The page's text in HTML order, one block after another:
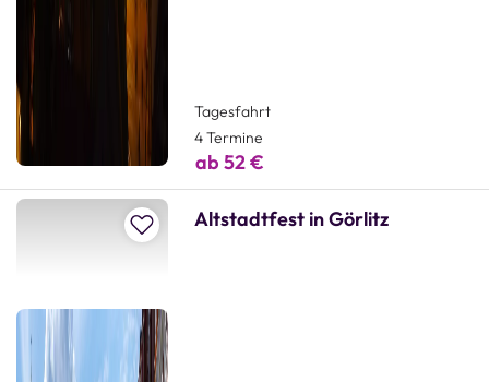
Tagesfahrt
4 Termine
ab 52 €
Zur Merkliste hinzufügen
Altstadtfest in Görlitz